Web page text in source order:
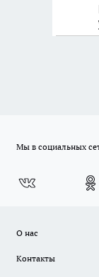
Мы в социальных
О нас
Контакты